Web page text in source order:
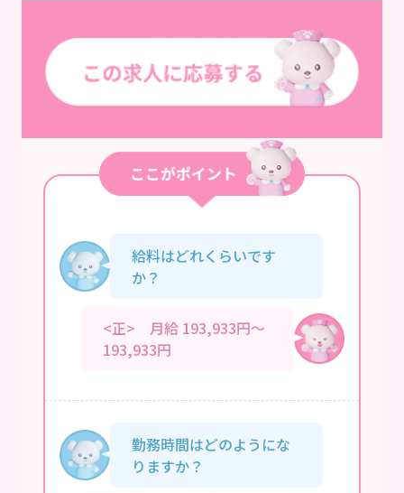
給料はどれくらいです
か？
<正> 月給 193,933円～
193,933円
勤務時間はどのようにな
りますか？